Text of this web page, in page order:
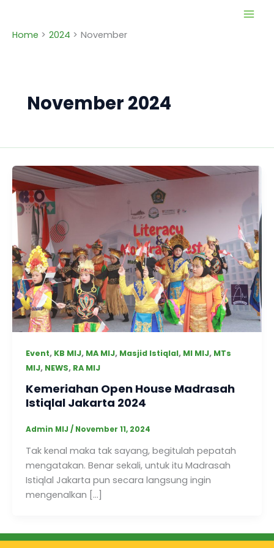
content
Home 2024 November
November 2024
Event, KB MIJ, MA MIJ, Masjid Istiqlal, MI MIJ, MTs
MIJ, NEWS, RA MIJ
Kemeriahan Open House Madrasah
Istiqlal Jakarta 2024
Admin MIJ / November 11, 2024
Tak kenal maka tak sayang, begitulah pepatah
mengatakan. Benar sekali, untuk itu Madrasah
Istiqlal Jakarta pun secara langsung ingin
mengenalkan […]